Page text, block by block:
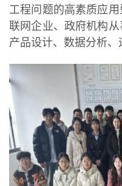
工程问题的高素质应
联网企业、政府机构
产品设计、数据分析、